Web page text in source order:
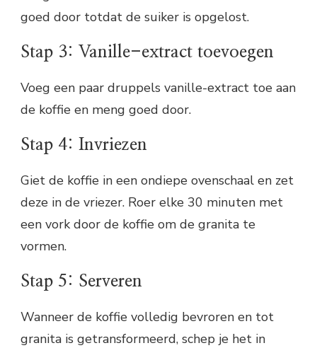
goed door totdat de suiker is opgelost.
Stap 3: Vanille-extract toevoegen
Voeg een paar druppels vanille-extract toe aan
de koffie en meng goed door.
Stap 4: Invriezen
Giet de koffie in een ondiepe ovenschaal en zet
deze in de vriezer. Roer elke 30 minuten met
een vork door de koffie om de granita te
vormen.
Stap 5: Serveren
Wanneer de koffie volledig bevroren en tot
granita is getransformeerd, schep je het in